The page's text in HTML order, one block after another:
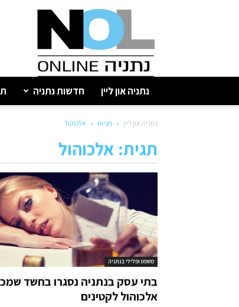
נתניה
נתניה און ליין חדשות נתניה
נתניה און ליין תגיות אלכוהול
תגית: אלכוהול
משפט ופלילי בנתניה
בתי עסק בנתניה נסגרו בחשד
אלכוהול לקטינים